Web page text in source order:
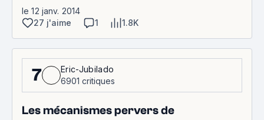
le 12 janv. 2014
27 j'aime
1 1.8K
7
Eric-Jubilado
6901 critiques
Les mécanismes pervers de